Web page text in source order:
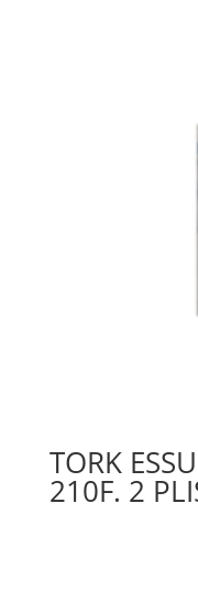
TORK
210F. 2